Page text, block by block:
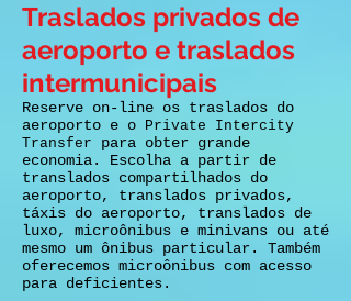
Traslados privados de
aeroporto e traslados
intermunicipais
Reserve on-line os traslados do
aeroporto e o Private Intercity
Transfer
para obter grande
economia. Escolha a partir de
translados compartilhados do
aeroporto, translados privados,
táxis do aeroporto, translados de
luxo, microônibus e minivans ou até
mesmo um ônibus particular. Também
oferecemos microônibus com acesso
para deficientes.